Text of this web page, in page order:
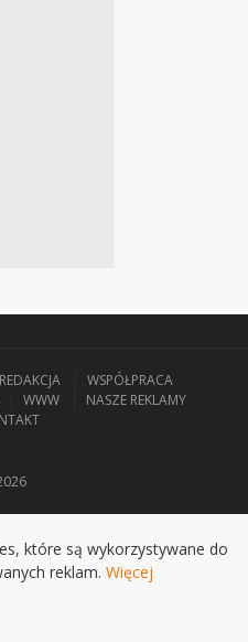
REDAKCJA
WSPÓŁPRACA
WWW
NASZE REKLAMY
które są wykorzystywane do
reklam. Więcej